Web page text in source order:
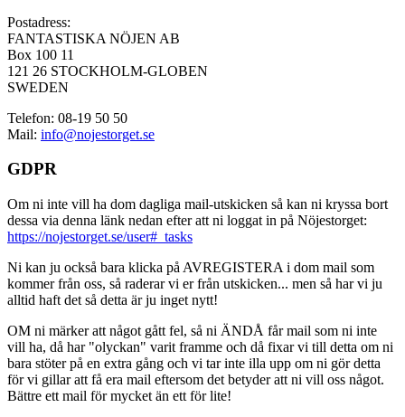
Postadress:
FANTASTISKA NÖJEN AB
Box 100 11
121 26 STOCKHOLM-GLOBEN
SWEDEN
Telefon: 08-19 50 50
Mail: info@nojestorget.se
GDPR
Om ni inte vill ha dom dagliga mail-utskicken så kan ni kryssa bort
dessa via denna länk nedan efter att ni loggat in på Nöjestorget:
https://nojestorget.se/user#_tasks
Ni kan ju också bara klicka på AVREGISTERA i dom mail som
kommer från oss, så raderar vi er från utskicken... men så har vi ju
alltid haft det så detta är ju inget nytt!
OM ni märker att något gått fel, så ni ÄNDÅ får mail som ni inte
vill ha, då har "olyckan" varit framme och då fixar vi till detta om ni
bara stöter på en extra gång och vi tar inte illa upp om ni gör detta
för vi gillar att få era mail eftersom det betyder att ni vill oss något.
Bättre ett mail för mycket än ett för lite!